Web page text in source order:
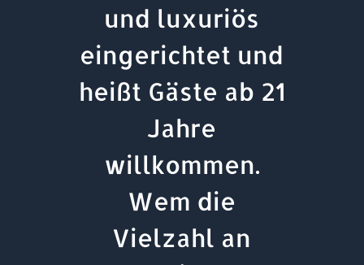
und luxuriös
eingerichtet und
heißt Gäste ab 21
Jahre
willkommen.
Wem die
Vielzahl an